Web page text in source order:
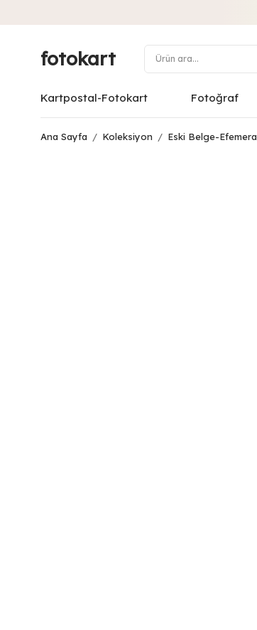
fotokart
Kartpostal-Fotokart Fotoğraf
Ana Sayfa / Koleksiyon / Eski Belge-Efemera